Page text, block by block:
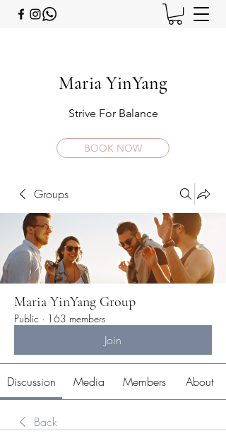
Maria YinYang
Strive For Balance
BOOK NOW
Groups
Maria YinYang Group
Public · 163 members
Join
Discussion Media Members About
Back